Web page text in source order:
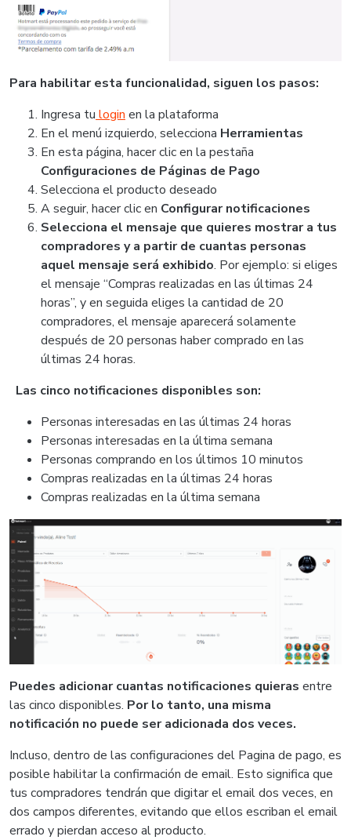
Para habilitar esta funcionalidad, siguen los pasos:
Ingresa tu login en la plataforma
En el menú izquierdo, selecciona Herramientas
En esta página, hacer clic en la pestaña
Configuraciones de Páginas de Pago
Selecciona el producto deseado
A seguir, hacer clic en Configurar notificaciones
Selecciona el mensaje que quieres mostrar a tus
compradores y a partir de cuantas personas
aquel mensaje será exhibido. Por ejemplo: si eliges
el mensaje “Compras realizadas en las últimas 24
horas”, y en seguida eliges la cantidad de 20
compradores, el mensaje aparecerá solamente
después de 20 personas haber comprado en las
últimas 24 horas.
Las cinco notificaciones disponibles son:
Personas interesadas en las últimas 24 horas
Personas interesadas en la última semana
Personas comprando en los últimos 10 minutos
Compras realizadas en la últimas 24 horas
Compras realizadas en la última semana
Puedes adicionar cuantas notificaciones quieras entre
las cinco disponibles. Por lo tanto, una misma
notificación no puede ser adicionada dos veces.
Incluso, dentro de las configuraciones del Pagina de pago, es
posible habilitar la confirmación de email. Esto significa que
tus compradores tendrán que digitar el email dos veces, en
dos campos diferentes, evitando que ellos escriban el email
errado y pierdan acceso al producto.